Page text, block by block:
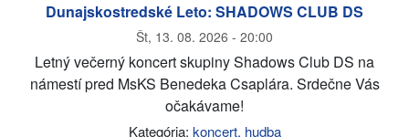
Dunajskostredské Leto: SHADOWS CLUB DS
Št, 13. 08. 2026 - 20:00
Letný večerný koncert skupiny Shadows Club DS na
námestí pred MsKS Benedeka Csaplára. Srdečne Vás
očakávame!
Kategória: koncert, hudba